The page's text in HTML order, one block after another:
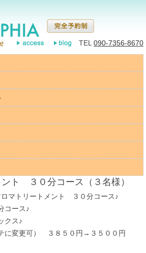
TEL 090-7356-8670
ト ３０分コース（３名様）
マトリートメント ３０分コース♪
コース♪
クス♪
に変更可） ３８５０円→３５００円